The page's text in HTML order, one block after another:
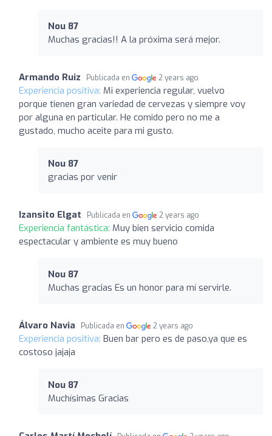
Nou 87
Muchas gracias!! A la próxima será mejor.
Armando Ruiz Publicada en 2 years ago
Experiencia positiva: Mi experiencia regular, vuelvo
porque tienen gran variedad de cervezas y siempre voy
por alguna en particular. He comido pero no me a
gustado, mucho aceite para mi gusto.
Nou 87
gracias por venir
Izansito Elgat Publicada en 2 years ago
Experiencia fantástica: Muy bien servicio comida
espectacular y ambiente es muy bueno
Nou 87
Muchas gracias Es un honor para mí servirle.
Álvaro Navia Publicada en 2 years ago
Experiencia positiva: Buen bar pero es de paso,ya que es
costoso jajaja
Nou 87
Muchísimas Gracias